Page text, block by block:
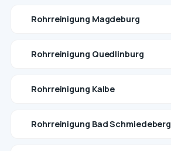
Rohrreinigung Magdeburg
Rohrreinigung Quedlinburg
Rohrreinigung Kalbe
Rohrreinigung Bad Schmiedeberg